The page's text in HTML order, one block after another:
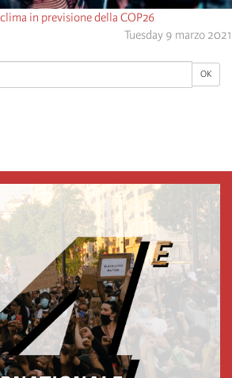
OK
in previsione della COP26
Tuesday 9 marzo 2021